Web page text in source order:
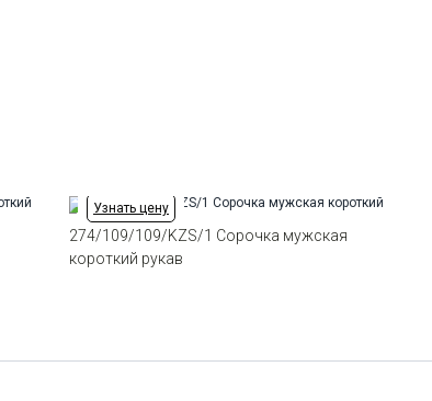
Узнать цену
274/109/109/KZS/1 Сорочка мужская
короткий рукав